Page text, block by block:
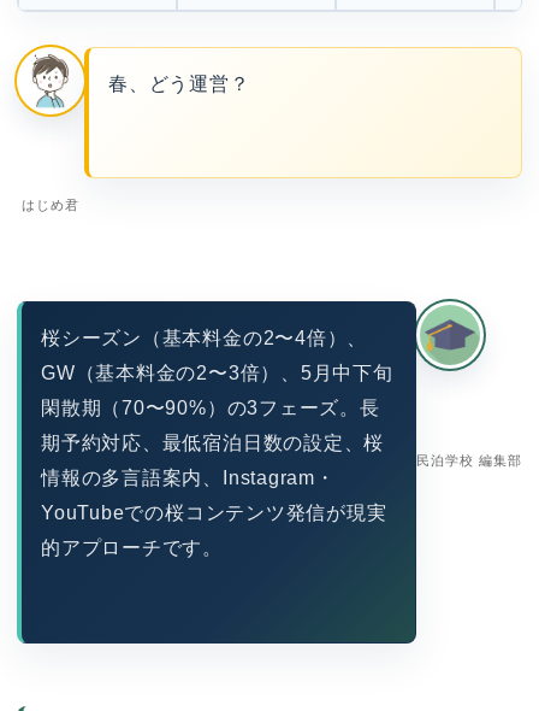
はじめ君
春、どう運営？
民泊学校 編集部
桜シーズン（基本料金の2〜4倍）、
GW（基本料金の2〜3倍）、5月中下旬
閑散期（70〜90%）の3フェーズ。長
期予約対応、最低宿泊日数の設定、桜
情報の多言語案内、Instagram・
YouTubeでの桜コンテンツ発信が現実
的アプローチです。